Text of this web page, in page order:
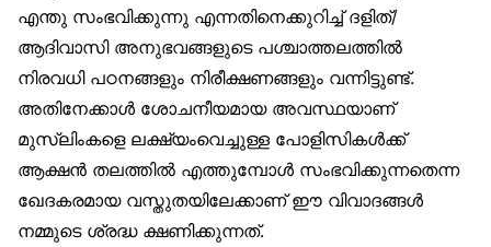
എന്തു സംഭവിക്കുന്നു എന്നതിനെക്കുറിച്ച് ദളിത്/
ആദിവാസി അനുഭവങ്ങളുടെ പശ്ചാത്തലത്തിൽ
നിരവധി പഠനങ്ങളും നിരീക്ഷണങ്ങളും വന്നിട്ടുണ്ട്.
അതിനേക്കാൾ ശോചനീയമായ അവസ്ഥയാണ്
മുസ്‌ലിംകളെ ലക്ഷ്യംവെച്ചുള്ള പോളിസികൾക്ക്
ആക്ഷൻ തലത്തിൽ എത്തുമ്പോൾ സംഭവിക്കുന്നതെന്ന
ഖേദകരമായ വസ്തുതയിലേക്കാണ് ഈ വിവാദങ്ങൾ
നമ്മുടെ ശ്രദ്ധ ക്ഷണിക്കുന്നത്.